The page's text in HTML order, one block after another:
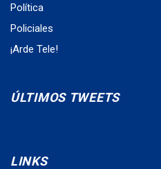
Política
Policiales
¡Arde Tele!
ÚLTIMOS TWEETS
LINKS